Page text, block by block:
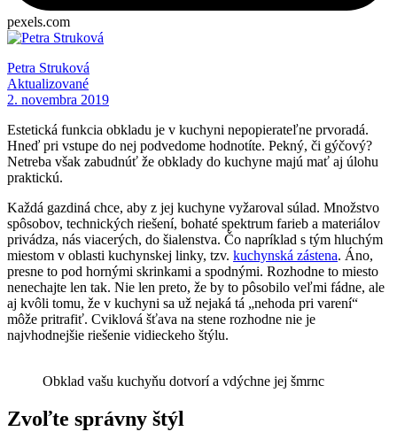
pexels.com
Petra Struková
Aktualizované
2. novembra 2019
Estetická funkcia obkladu je v kuchyni nepopierateľne prvoradá.
Hneď pri vstupe do nej podvedome hodnotíte. Pekný, či gýčový?
Netreba však zabudnúť že obklady do kuchyne majú mať aj úlohu
praktickú.
Každá gazdiná chce, aby z jej kuchyne vyžaroval súlad. Množstvo
spôsobov, technických riešení, bohaté spektrum farieb a materiálov
privádza, nás viacerých, do šialenstva. Čo napríklad s tým hluchým
miestom v oblasti kuchynskej linky, tzv. kuchynská zástena. Áno,
presne to pod hornými skrinkami a spodnými. Rozhodne to miesto
nenechajte len tak. Nie len preto, že by to pôsobilo veľmi fádne, ale
aj kvôli tomu, že v kuchyni sa už nejaká tá „nehoda pri varení“
môže pritrafiť. Cviklová šťava na stene rozhodne nie je
najvhodnejšie riešenie vidieckeho štýlu.
Obklad vašu kuchyňu dotvorí a vdýchne jej šmrnc
Zvoľte správny štýl